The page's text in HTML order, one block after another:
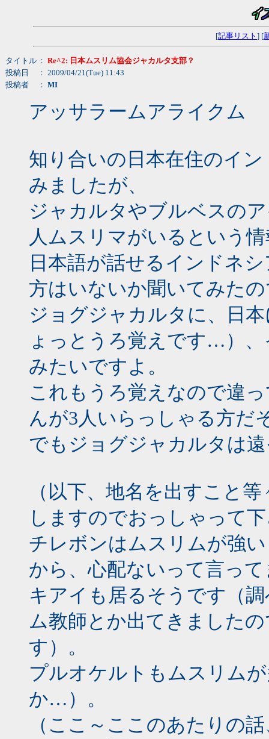
[記事リスト ] [
タイトル ： Re^2: 日本ムスリム協会ジャカルタ支部？
投稿日
： 2009/04/21(Tue) 11:43
投稿者
： MI
アッサラームアライクム
知り合いの日本在住のイ
みましたが、
ジャカルタやブルベスの
人ムスリマがいるという
日本語が話せるインドネ
方はいないか聞いてみた
ジョグジャカルタに、日
ょっとうろ覚えです…）
みたいですよ。
これもうろ覚えなので違
んが3人いらっしゃる方だ
でもジョグジャカルタは
（以下、地名を出すこと
しますのでおっしゃって
チレボンはムスリムが強
から、心配ないって言っ
キアイも居るそうです（
ム教師とか出てきました
す）。
プルオケルトもムスリム
か…）。
（ここ～ここのあたりの